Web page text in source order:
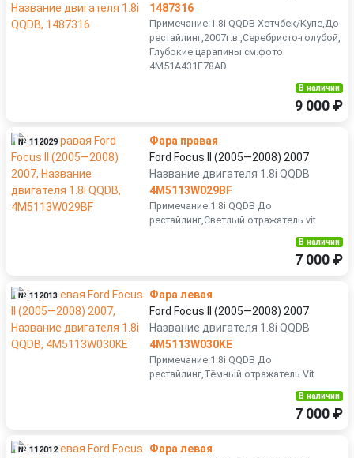
1487316
Примечание:1.8i QQDB Хетчбек/Купе,До
рестайлинг,2007г.в.,Серебристо-голубой,
Глубокие царапины см.фото
4M51A431F78AD
В наличии
9 000 ₽
№ 112029
Фара правая
Ford Focus II (2005—2008) 2007
Название двигателя 1.8i QQDB
4M5113W029BF
Примечание:1.8i QQDB До
рестайлинг,Светлый отражатель vit
В наличии
7 000 ₽
№ 112013
Фара левая
Ford Focus II (2005—2008) 2007
Название двигателя 1.8i QQDB
4M5113W030KE
Примечание:1.8i QQDB До
рестайлинг,Тёмный отражатель Vit
В наличии
7 000 ₽
№ 112012
Фара левая